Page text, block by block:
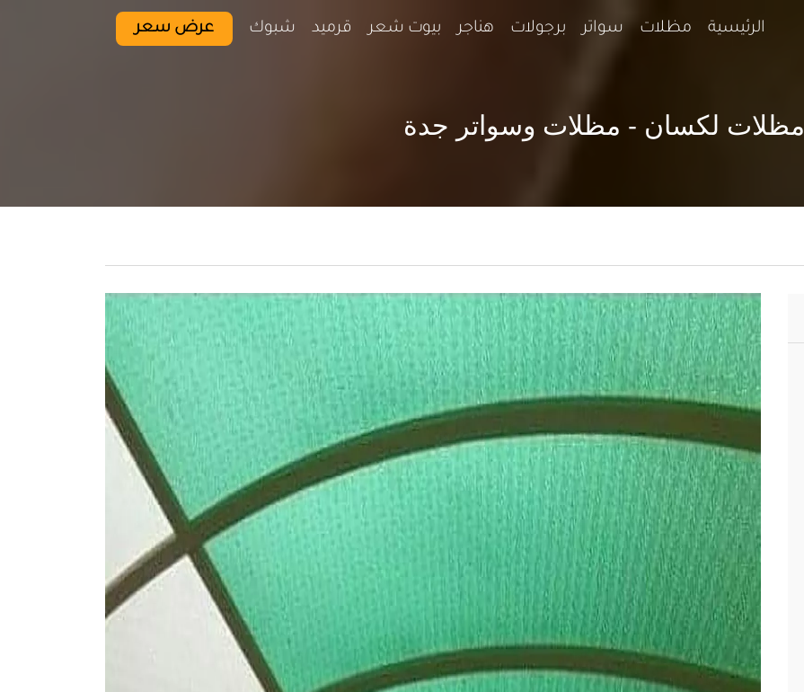
الرئيسية مظلات سواتر برجولات هناجر بيوت شعر قرميد شبوك عرض سعر
مظلات لكسان - مظلات وسواتر جدة